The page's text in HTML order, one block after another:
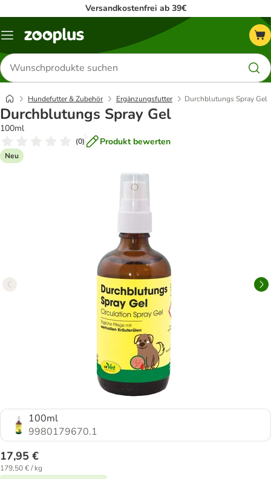
Versandkostenfrei ab 39€
Menü
Produkte
suchen
Hundefutter & Zubehör Ergänzungsfutter Durchblutungs Spray Gel
Durchblutungs Spray Gel
100ml
(0) Produkt bewerten
Neu
100ml
9980179670.1
17,95 €
179,50 € / kg